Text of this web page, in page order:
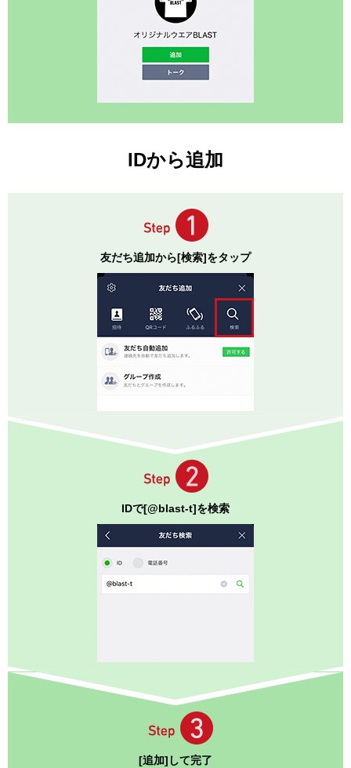
IDから追加
友だち追加から[検索]をタップ
IDで[@blast-t]を検索
[追加]して完了